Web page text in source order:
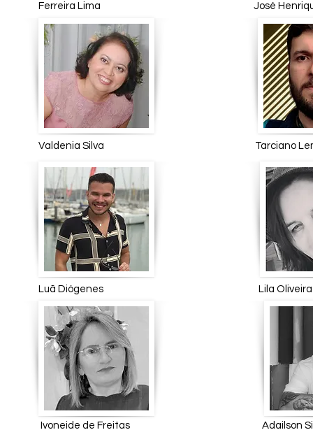
Ferreira Lima José
Valdenia Silva
Luã Diógenes Lila
Ivoneide de Freitas